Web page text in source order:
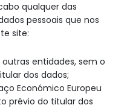
qualquer das
pessoais que nos
site:
entidades, sem o
dos dados;
Económico Europeu
prévio do titular dos